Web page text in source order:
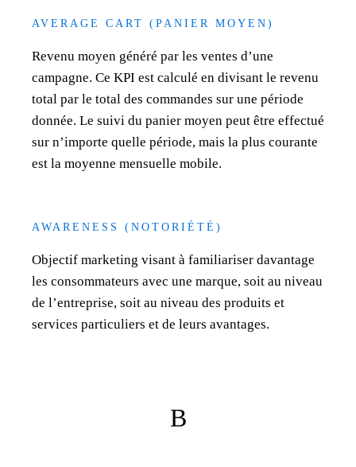
AVERAGE CART (PANIER MOYEN)
Revenu moyen généré par les ventes d’une
campagne. Ce KPI est calculé en divisant le revenu
total par le total des commandes sur une période
donnée. Le suivi du panier moyen peut être effectué
sur n’importe quelle période, mais la plus courante
est la moyenne mensuelle mobile.
AWARENESS (NOTORIÉTÉ)
Objectif marketing visant à familiariser davantage
les consommateurs avec une marque, soit au niveau
de l’entreprise, soit au niveau des produits et
services particuliers et de leurs avantages.
B